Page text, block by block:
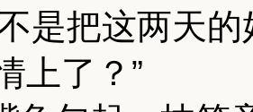
是把这两天
上了？”